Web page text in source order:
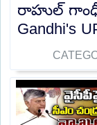
రాహుల్ గాంధీ
Gandhi's